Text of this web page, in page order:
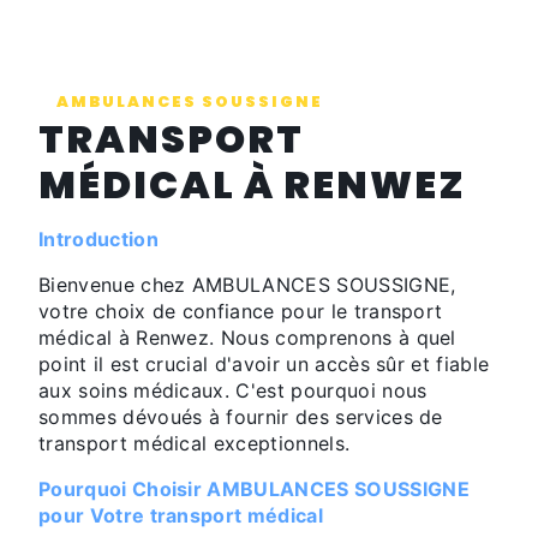
AMBULANCES SOUSSIGNE
TRANSPORT
MÉDICAL À RENWEZ
Introduction
Bienvenue chez AMBULANCES SOUSSIGNE,
votre choix de confiance pour le transport
médical à Renwez. Nous comprenons à quel
point il est crucial d'avoir un accès sûr et fiable
aux soins médicaux. C'est pourquoi nous
sommes dévoués à fournir des services de
transport médical exceptionnels.
Pourquoi Choisir AMBULANCES SOUSSIGNE
pour Votre transport médical